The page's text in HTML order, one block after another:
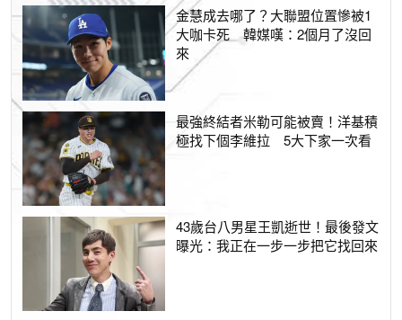
金慧成去哪了？大聯盟位置慘被1
大咖卡死 韓媒嘆：2個月了沒回
來
最強終結者米勒可能被賣！洋基積
極找下個李維拉 5大下家一次看
43歲台八男星王凱逝世！最後發文
曝光：我正在一步一步把它找回來